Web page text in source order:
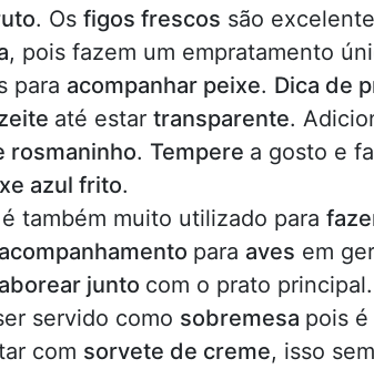
. Os figos frescos são
, pois fazem um empratamento
para acompanhar peixe. Dica de
até estar transparente.
rosmaninho. Tempere a gosto e
azul frito.
é também muito utilizado para
acompanhamento para aves em
junto com o prato
servido como sobremesa pois
com sorvete de creme, isso